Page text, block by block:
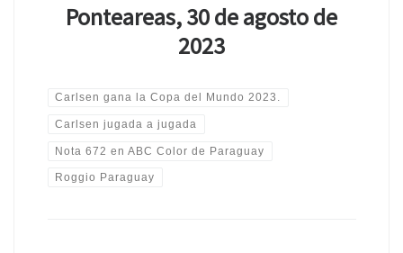
Ponteareas, 30 de agosto de
2023
Carlsen gana la Copa del Mundo 2023.
Carlsen jugada a jugada
Nota 672 en ABC Color de Paraguay
Roggio Paraguay